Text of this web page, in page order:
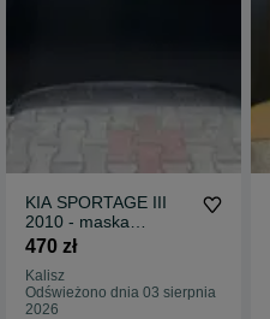
KIA SPORTAGE III
2010 - maska
pokrywa silnika nowa
470 zł
Kalisz
Odświeżono dnia 03 sierpnia
2026